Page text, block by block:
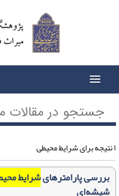
جستجو در مقالات
بررسی پارامترهایشرایط
شیشه‌ای